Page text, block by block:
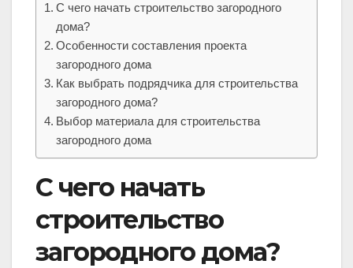
С чего начать строительство загородного
дома?
Особенности составления проекта
загородного дома
Как выбрать подрядчика для строительства
загородного дома?
Выбор материала для строительства
загородного дома
С чего начать
строительство
загородного дома?